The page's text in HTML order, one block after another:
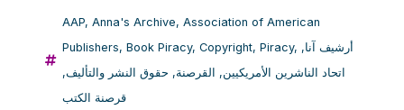
AAP, Anna's Archive, Association of American
Publishers, Book Piracy, Copyright, Piracy, أرشيف آنا,
اتحاد الناشرين الأمريكيين, القرصنة, حقوق النشر والتأليف,
قرصنة الكتب